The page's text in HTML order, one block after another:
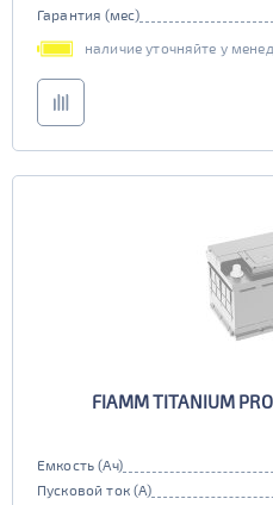
Гарантия (мес)
наличие уточняйте у
FIAMM TITANIUM
Емкость (Ач)
Пусковой ток (А)